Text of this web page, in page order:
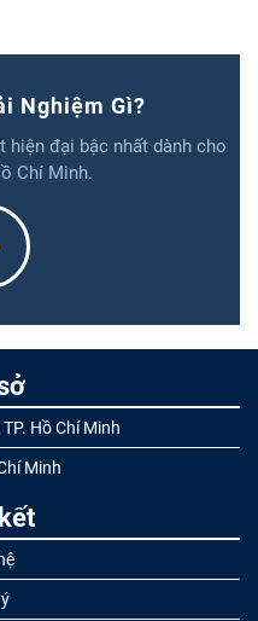
Nghiệm Gì?
hiện đại bậc nhất dành cho
Chí Minh.
Hồ Chí Minh
Minh